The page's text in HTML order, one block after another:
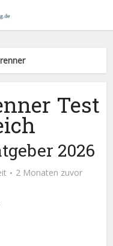
Test
2026
2 Monaten zuvor